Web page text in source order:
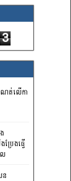
3
ណត់លើកា
រែងធ្វើ
ល
ន